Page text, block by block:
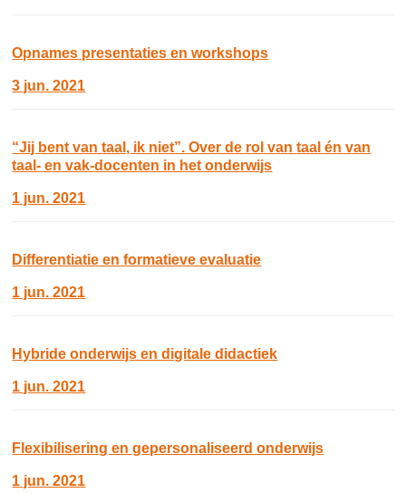
Opnames presentaties en workshops
3 jun. 2021
“Jij bent van taal, ik niet”. Over de rol van taal én van
taal- en vak-docenten in het onderwijs
1 jun. 2021
Differentiatie en formatieve evaluatie
1 jun. 2021
Hybride onderwijs en digitale didactiek
1 jun. 2021
Flexibilisering en gepersonaliseerd onderwijs
1 jun. 2021